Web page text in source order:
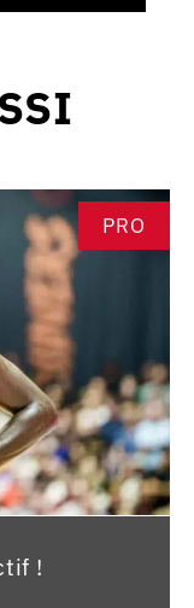
PRO
!